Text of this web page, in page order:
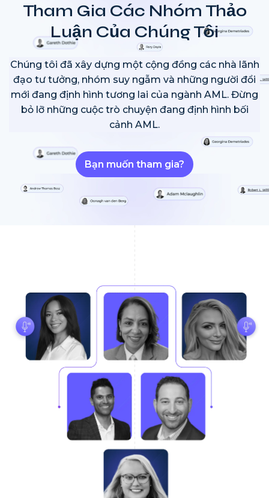
Tham Gia Các Nhóm Thảo
Luận Của Chúng Tôi
Chúng tôi đã xây dựng một cộng đồng các nhà lãnh
đạo tư tưởng, nhóm suy ngẫm và những người đổi
mới đang định hình tương lai của ngành AML. Đừng
bỏ lỡ những cuộc trò chuyện đang định hình bối
cảnh AML.
Bạn muốn tham gia?